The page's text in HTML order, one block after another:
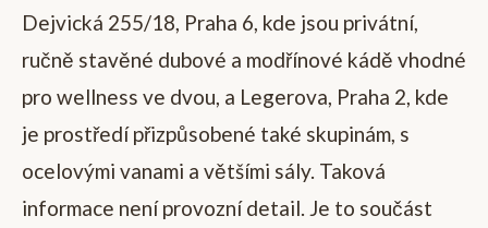
Dejvická 255/18, Praha 6, kde jsou privátní,
ručně stavěné dubové a modřínové kádě vhodné
pro wellness ve dvou, a Legerova, Praha 2, kde
je prostředí přizpůsobené také skupinám, s
ocelovými vanami a většími sály. Taková
informace není provozní detail. Je to součást